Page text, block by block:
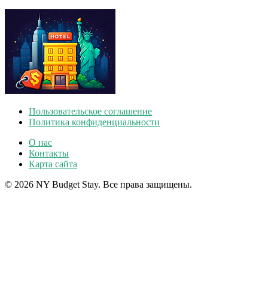
Пользовательское соглашение
Политика конфиденциальности
О нас
Контакты
Карта сайта
© 2026 NY Budget Stay. Все права защищены.